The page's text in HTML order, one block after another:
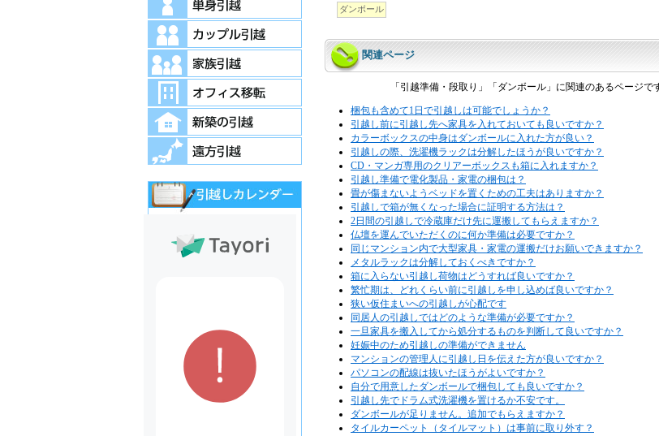
ダンボール
関連ページ
「引越準備・段取り」「ダンボール」に関連のあるページで
梱包も含めて1日で引越しは可能でしょうか？
引越し前に引越し先へ家具を入れておいても良いですか？
カラーボックスの中身はダンボールに入れた方が良い？
引越しの際、洗濯機ラックは分解したほうが良いですか？
CD・マンガ専用のクリアーボックスも箱に入れますか？
引越し準備で電化製品・家電の梱包は？
畳が傷まないようベッドを置くための工夫はありますか？
引越しで箱が無くなった場合に証明する方法は？
2日間の引越しで冷蔵庫だけ先に運搬してもらえますか？
仏壇を運んでいただくのに何か準備は必要ですか？
同じマンション内で大型家具・家電の運搬だけお願いできますか？
メタルラックは分解しておくべきですか？
箱に入らない引越し荷物はどうすれば良いですか？
繁忙期は、どれくらい前に引越しを申し込めば良いですか？
狭い仮住まいへの引越しが心配です
同居人の引越しではどのような準備が必要ですか？
一旦家具を搬入してから処分するものを判断して良いですか？
妊娠中のため引越しの準備ができません
マンションの管理人に引越し日を伝えた方が良いですか？
パソコンの配線は抜いたほうがよいですか？
自分で用意したダンボールで梱包しても良いですか？
引越し先でドラム式洗濯機を置けるか不安です。
ダンボールが足りません。追加でもらえますか？
タイルカーペット（タイルマット）は事前に取り外す？